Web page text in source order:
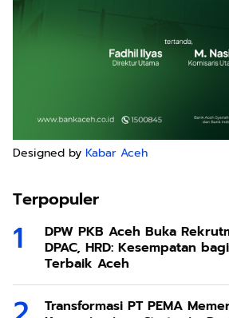
Designed by Kabar Aceh
Terpopuler
DPW PKB Aceh Buka
DPAC, HRD: Kesempatan
Terbaik Aceh
Transformasi PT PEMA